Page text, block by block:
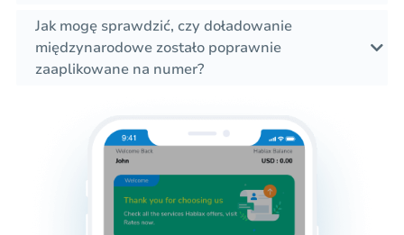
Jak mogę sprawdzić, czy doładowanie
międzynarodowe zostało poprawnie
zaaplikowane na numer?